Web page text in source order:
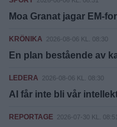
Moa Granat jagar EM-
KRÖNIKA 2026-08-06 KL. 08:30
En plan bestående av
LEDERA 2026-08-06 KL. 08:30
AI får inte bli vår
REPORTAGE 2026-07-30 KL.